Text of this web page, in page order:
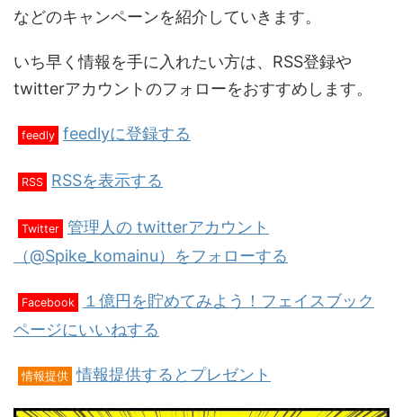
などのキャンペーンを紹介していきます。
いち早く情報を手に入れたい方は、RSS登録や
twitterアカウントのフォローをおすすめします。
feedly feedlyに登録する
RSS RSSを表示する
Twitter 管理人の twitterアカウント
（@Spike_komainu）をフォローする
Facebook
１億円を貯めてみよう！フェイスブック
ページにいいねする
情報提供 情報提供するとプレゼント